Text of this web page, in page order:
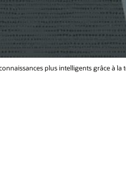
plus intelligents grâce à la